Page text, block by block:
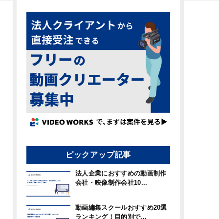
ピックアップ記事
法人企業におすすめの動画制作
会社・映像制作会社10...
動画編集スクールおすすめ20選
ランキング！目的別で...